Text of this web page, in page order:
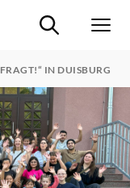
Suche ein-/
IN DUISBURG